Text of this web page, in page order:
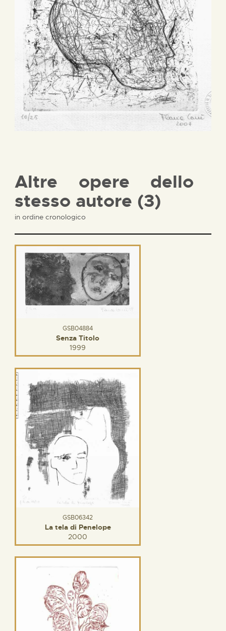
Altre opere dello
stesso autore (3)
in ordine cronologico
GSB04884
Senza Titolo
1999
GSB06342
La tela di Penelope
2000